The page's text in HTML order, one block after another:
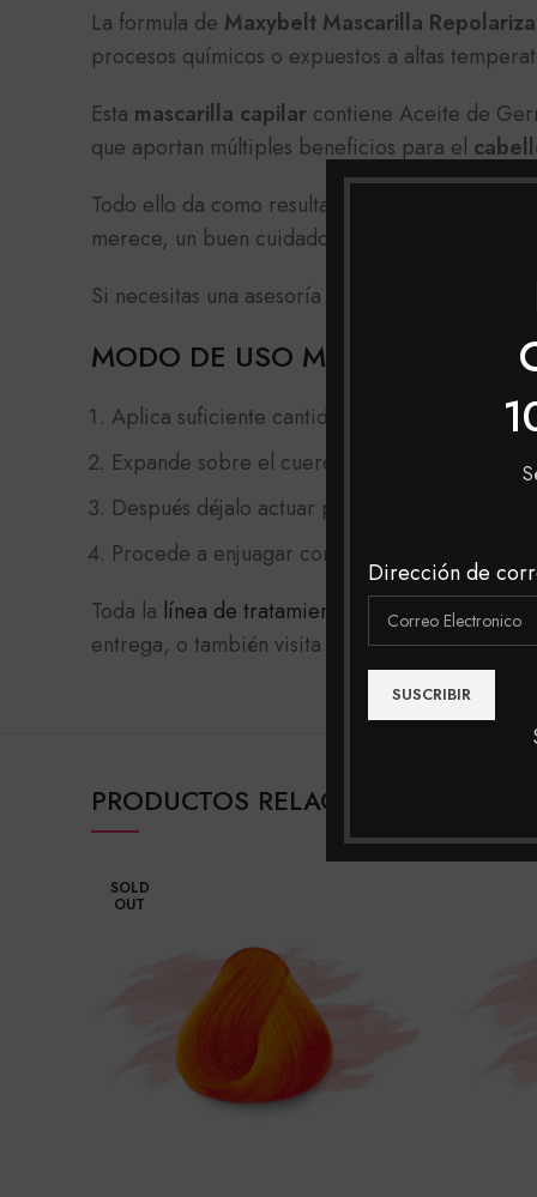
Dirección de
La formula de Maxybelt Mascarilla
procesos químicos o expuestos a altas
Esta mascarilla capilar contiene Aceite de
que aportan múltiples beneficios para el
Todo ello da como resultado, protección en el
merece, un buen cuidado para un resultado
Si necesitas una asesoría o tienes dudas sobre
MODO DE USO MAXYBELT
Aplica suficiente cantidad de la mascarilla
Expande sobre el cuero cabelludo hasta las
Después déjalo actuar por 20 minutos.
Procede a enjuagar con abundante agua o
Toda la línea de tratamientos
la podrás
entrega, o también visita nuestras tiendas
PRODUCTOS RELACIONADOS
SOLD
OUT